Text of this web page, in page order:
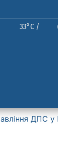
33°C /
ДПС у